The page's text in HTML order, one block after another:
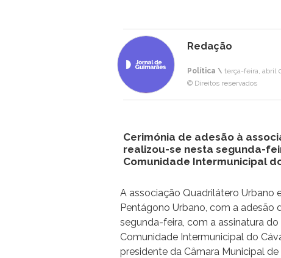
Redação
Política \ terça-feira, abril
© Direitos reservados
Cerimónia de adesão à
realizou-se nesta segunda-
Comunidade Intermunicipal
A associação Quadrilátero Urbano
Pentágono Urbano, com a adesão
segunda-feira, com a assinatura
Comunidade Intermunicipal do
presidente da Câmara Municipal